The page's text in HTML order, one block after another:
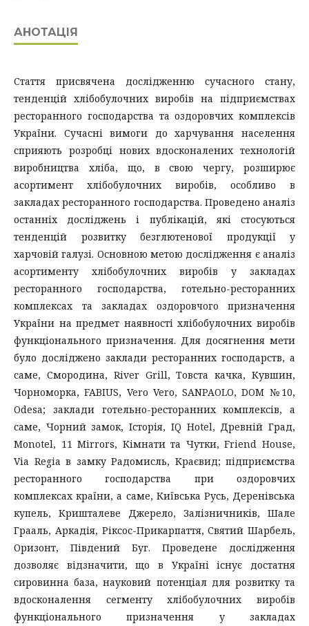
АНОТАЦІЯ
Стаття присвячена дослідженню сучасного стану,
тенденцій хлібобулочних виробів на підприємствах
ресторанного господарства та оздоровчих комплексів
України. Сучасні вимоги до харчування населення
сприяють розробці нових вдосконалених технологій
виробництва хліба, що, в свою чергу, розширює
асортимент хлібобулочних виробів, особливо в
закладах ресторанного господарства. Проведено аналіз
останніх досліджень і публікацій, які стосуються
тенденцій розвитку безглютенової продукції у
харчовій галузі. Основною метою дослідження є аналіз
асортименту хлібобулочних виробів у закладах
ресторанного господарства, готельно-ресторанних
комплексах та закладах оздоровчого призначення
України на предмет наявності хлібобулочних виробів
функціонального призначення. Для досягнення мети
було досліджено заклади ресторанних господарств, а
саме, Смородина, River Grill, Товста качка, Кувшин,
Чорноморка, FABIUS, Vero Vero, SANPAOLO, DOM №10,
Odesa; заклади готельно-ресторанних комплексів, а
саме, Чорний замок, Історія, IQ Hotel, Древній Град,
Monotel, 11 Mirrors, Кімнати та Чутки, Friend House,
Via Regia в замку Радомисль, Краєвид; підприємства
ресторанного господарства при оздоровчих
комплексах країни, а саме, Київська Русь, Деренівська
купель, Кришталеве Джерело, Залізничників, Шале
Грааль, Аркадія, Ріксос-Прикарпаття, Святий Шарбель,
Оризонт, Південий Буг. Проведене дослідження
дозволяє відзначити, що в Україні існує достатня
сировинна база, науковий потенціал для розвитку та
вдосконалення сегменту хлібобулочних виробів
функціонального призначення у закладах